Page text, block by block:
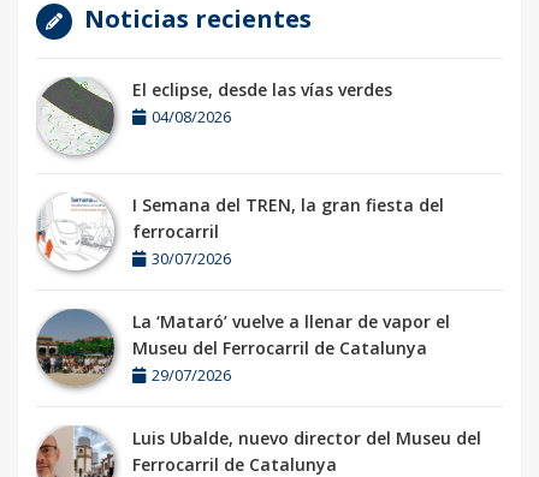
Noticias recientes
El eclipse, desde las vías verdes
04/08/2026
I Semana del TREN, la gran fiesta del
ferrocarril
30/07/2026
La ‘Mataró’ vuelve a llenar de vapor el
Museu del Ferrocarril de Catalunya
29/07/2026
Luis Ubalde, nuevo director del Museu del
Ferrocarril de Catalunya